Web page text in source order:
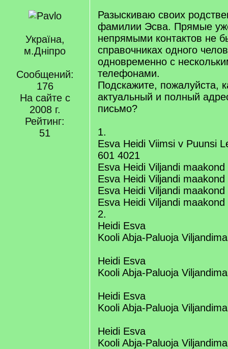
Україна,
м.Дніпро
Сообщений:
176
На сайте с
2008 г.
Рейтинг:
51
Разыскиваю своих
фамилии Эсва. Прямые
непрямыми контактов не
справочниках одного
одновременно с
телефонами.
Подскажите, пожалуйста,
актуальный и полный
письмо?
1.
Esva Heidi Viimsi v Puunsi
601 4021
Esva Heidi Viljandi
Esva Heidi Viljandi
Esva Heidi Viljandi
Esva Heidi Viljandi
2.
Heidi Esva
Kooli Abja-Paluoja
Heidi Esva
Kooli Abja-Paluoja
Heidi Esva
Kooli Abja-Paluoja
Heidi Esva
Kooli Abja-Paluoja